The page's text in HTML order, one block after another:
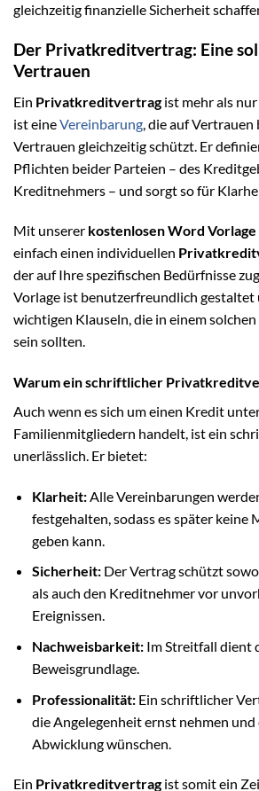
gleichzeitig finanzielle Sicherheit
Der Privatkreditvertrag: Eine
Vertrauen
Ein Privatkreditvertragist mehr als nur
ist eineVereinbarung , die auf
Vertrauen gleichzeitig schützt. Er
Pflichten beider Parteien – des
Kreditnehmers – und sorgt so für
Mit unserer kostenlosen Word Vorlage
einfach einen individuellen
der auf Ihre spezifischen Bedürfnisse
Vorlage ist benutzerfreundlich gestaltet
wichtigen Klauseln, die in einem solchen
sein sollten.
Warum ein schriftlicher
Auch wenn es sich um einen Kredit
Familienmitgliedern handelt, ist ein
unerlässlich. Er bietet:
Klarheit:Alle Vereinbarungen
festgehalten, sodass es später keine
geben kann.
Sicherheit:Der Vertrag schützt
als auch den Kreditnehmer vor
Ereignissen.
Nachweisbarkeit:Im Streitfall dient
Beweisgrundlage.
Professionalität:Ein schriftlicher
die Angelegenheit ernst nehmen
Abwicklung wünschen.
Ein Privatkreditvertragist somit ein